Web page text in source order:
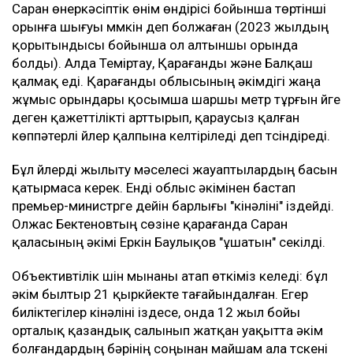
Саран өнеркәсіптік өнім өндірісі бойынша төртінші
орынға шығуы мүмкін деп болжаған (2023 жылдың
қорытындысы бойынша ол алтыншы орында
болды). Алда Теміртау, Қарағанды және Балқаш
қалмақ еді. Қарағанды облысының әкімдігі жаңа
жұмыс орындары қосымша шаршы метр тұрғын үйге
деген қажеттілікті арттырып, қараусыз қалған
көппәтерлі үйлер қалпына келтіріледі деп түсіндіреді.
Бұл үйлерді жылыту мәселесі жауаптылардың басын
қатырмаса керек. Енді облыс әкімінен бастап
премьер-министрге дейін барлығы "кінәліні" іздейді.
Олжас Бектеновтың сөзіне қарағанда Саран
қаласының әкімі Еркін Баулықов "ұшатын" секілді.
Объективтілік үшін мынаны атап өткіміз келеді: бұл
әкім былтыр 21 қыркүйекте тағайындалған. Егер
биліктегілер кінәліні іздесе, онда 12 жыл бойы
орталық қазандық салынып жатқан уақытта әкім
болғандардың бәрінің соңынан майшам ала түскені